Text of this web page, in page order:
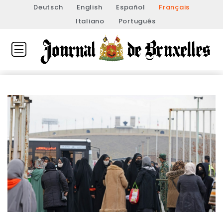
Deutsch English Español
Français
Italiano
Português